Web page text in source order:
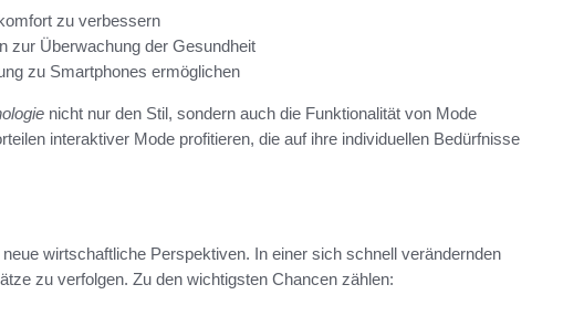
zu verbessern
zur Überwachung der Gesundheit
zu Smartphones ermöglichen
nicht nur den Stil, sondern auch die Funktionalität von Mode
interaktiver Mode profitieren, die auf ihre individuellen Bedürfnisse
wirtschaftliche Perspektiven. In einer sich schnell verändernden
zu verfolgen. Zu den wichtigsten Chancen zählen: